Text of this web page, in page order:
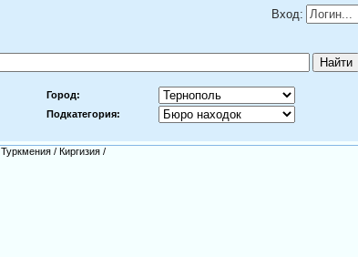
Вход:
Город:
Подкатегория:
Туркмения / Киргизия /